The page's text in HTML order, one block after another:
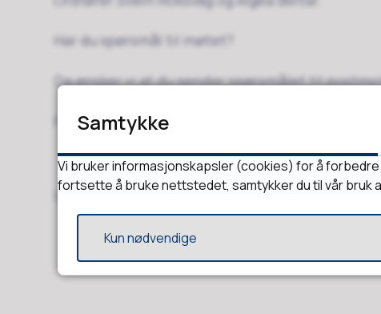
Har du spørsmål til møtet?
Da ønsker vi at du sender spørsmålet til
Frist for innsending av spørsmål: 3. oktober
Sist endret 06.10.2025 09:57
Samtykke
Vi bruker informasjonskapsler (cookies) for å
fortsette å bruke nettstedet, samtykker du til vår bruk
Kun nødvendige